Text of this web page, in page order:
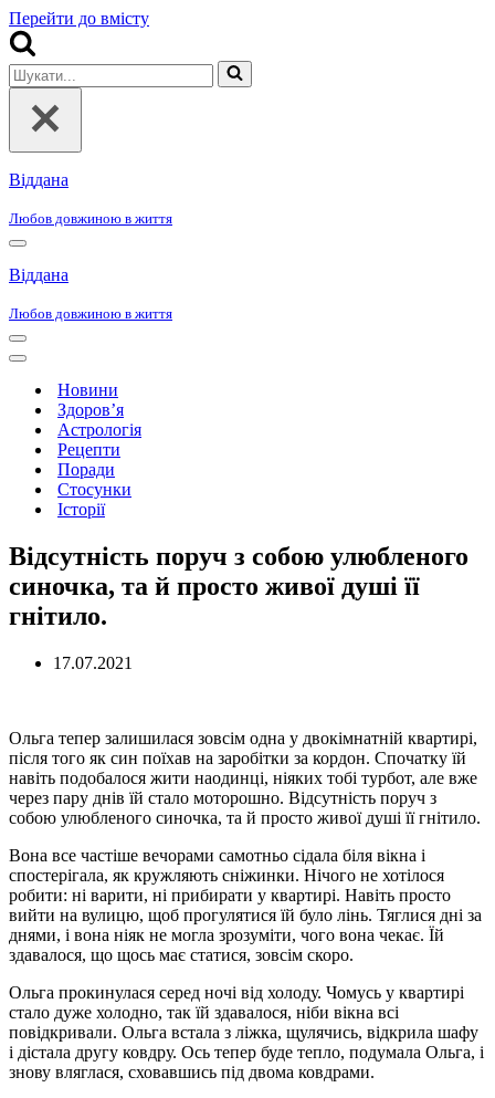
Перейти до вмісту
Шукати...
Віддана
Любов довжиною в життя
Меню
навігації
Віддана
Любов довжиною в життя
Меню
навігації
Меню
навігаціїНовини
Здоров’я
Астрологія
Рецепти
Поради
Стосунки
Історії
Відсутність поруч з собою улюбленого
синочка, та й просто живої душі її
гнітило.
17.07.2021
Ольга тепер залишилася зовсім одна у двокімнатній квартирі,
після того як син поїхав на заробітки за кордон. Спочатку їй
навіть подобалося жити наодинці, ніяких тобі турбот, але вже
через пару днів їй стало моторошно. Відсутність поруч з
собою улюбленого синочка, та й просто живої душі її гнітило.
Вона все частіше вечорами самотньо сідала біля вікна і
спостерігала, як кружляють сніжинки. Нічого не хотілося
робити: ні варити, ні прибирати у квартирі. Навіть просто
вийти на вулицю, щоб прогулятися їй було лінь. Тяглися дні за
днями, і вона ніяк не могла зрозуміти, чого вона чекає. Їй
здавалося, що щось має статися, зовсім скоро.
Ольга прокинулася серед ночі від холоду. Чомусь у квартирі
стало дуже холодно, так їй здавалося, ніби вікна всі
повідкривали. Ольга встала з ліжка, щулячись, відкрила шафу
і дістала другу ковдру. Ось тепер буде тепло, подумала Ольга, і
знову вляглася, сховавшись під двома ковдрами.